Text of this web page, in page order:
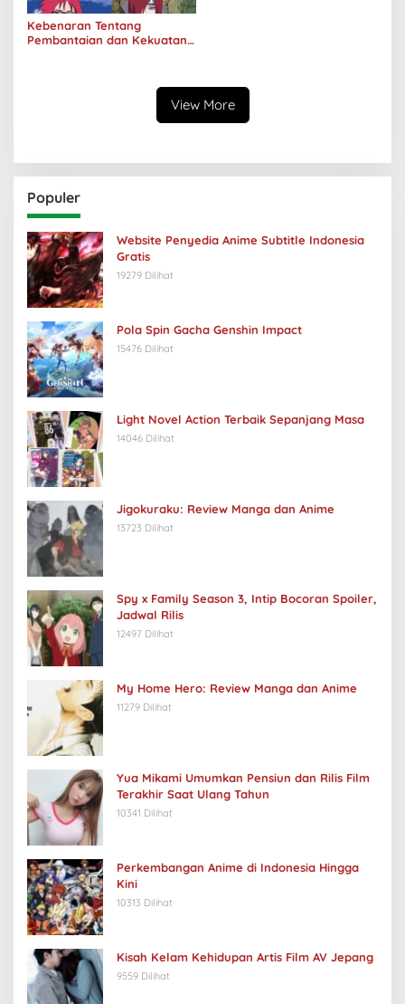
Kebenaran Tentang
Pembantaian dan Kekuatan
View More
Populer
Website Penyedia Anime Subtitle Indonesia
Gratis
19279 Dilihat
Pola Spin Gacha Genshin Impact
15476 Dilihat
Light Novel Action Terbaik Sepanjang Masa
14046 Dilihat
Jigokuraku: Review Manga dan Anime
13723 Dilihat
Spy x Family Season 3, Intip Bocoran Spoiler,
Jadwal Rilis
12497 Dilihat
My Home Hero: Review Manga dan Anime
11279 Dilihat
Yua Mikami Umumkan Pensiun dan Rilis Film
Terakhir Saat Ulang Tahun
10341 Dilihat
Perkembangan Anime di Indonesia Hingga
Kini
10313 Dilihat
Kisah Kelam Kehidupan Artis Film AV Jepang
9559 Dilihat